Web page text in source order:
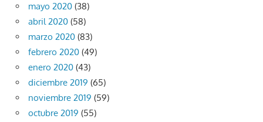
mayo 2020 (38)
abril 2020 (58)
marzo 2020 (83)
febrero 2020 (49)
enero 2020 (43)
diciembre 2019 (65)
noviembre 2019 (59)
octubre 2019 (55)